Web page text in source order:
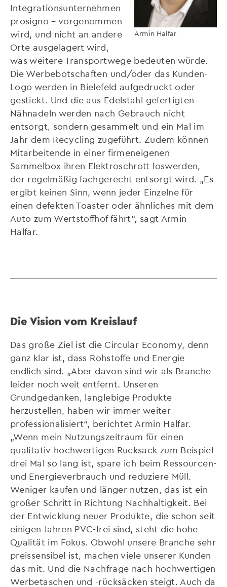
Armin Halfar
Integrationsunternehmen
prosigno – vorgenommen
wird, und nicht an andere
Orte ausgelagert wird,
was weitere Transportwege bedeuten würde.
Die Werbebotschaften und/oder das Kunden-
Logo werden in Bielefeld aufgedruckt oder
gestickt. Und die aus Edelstahl gefertigten
Nähnadeln werden nach Gebrauch nicht
entsorgt, sondern gesammelt und ein Mal im
Jahr dem Recycling zugeführt. Zudem können
Mitarbeitende in einer firmeneigenen
Sammelbox ihren Elektroschrott loswerden,
der regelmäßig fachgerecht entsorgt wird. „Es
ergibt keinen Sinn, wenn jeder Einzelne für
einen defekten Toaster oder ähnliches mit dem
Auto zum Wertstoffhof fährt“, sagt Armin
Halfar.
Die Vision vom Kreislauf
Das große Ziel ist die Circular Economy, denn
ganz klar ist, dass Rohstoffe und Energie
endlich sind. „Aber davon sind wir als Branche
leider noch weit entfernt. Unseren
Grundgedanken, langlebige Produkte
herzustellen, haben wir immer weiter
professionalisiert“, berichtet Armin Halfar.
„Wenn mein Nutzungszeitraum für einen
qualitativ hochwertigen Rucksack zum Beispiel
drei Mal so lang ist, spare ich beim Ressourcen-
und Energieverbrauch und reduziere Müll.
Weniger kaufen und länger nutzen, das ist ein
großer Schritt in Richtung Nachhaltigkeit. Bei
der Entwicklung neuer Produkte, die schon seit
einigen Jahren PVC-frei sind, steht die hohe
Qualität im Fokus. Obwohl unsere Branche sehr
preissensibel ist, machen viele unserer Kunden
das mit. Und die Nachfrage nach hochwertigen
Werbetaschen und -rücksäcken steigt. Auch da